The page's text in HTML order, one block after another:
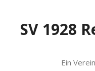
springenSV 1928
Ein